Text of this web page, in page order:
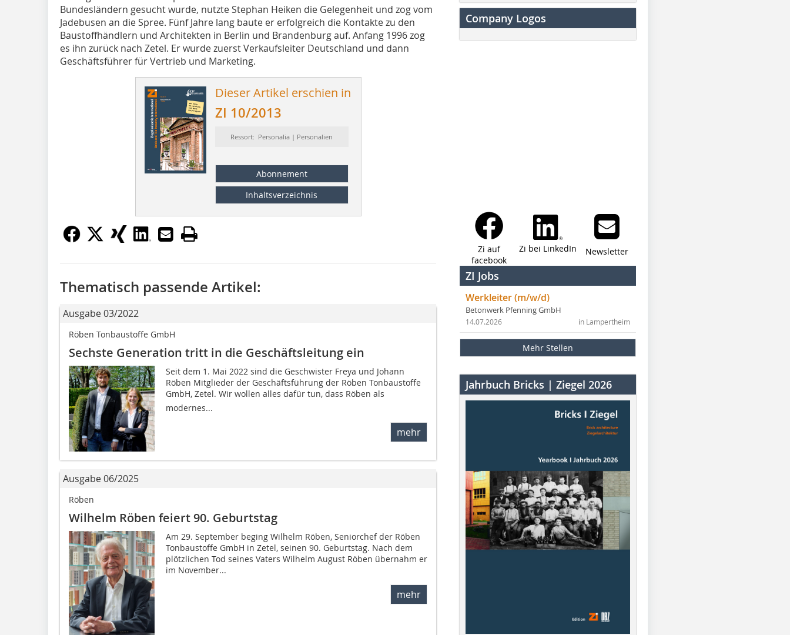
Bundesländern gesucht wurde, nutzte Stephan Heiken die Gelegenheit und zog vom
Jadebusen an die Spree. Fünf Jahre lang baute er erfolgreich die Kontakte zu den
Baustoffhändlern und Architekten in Berlin und Brandenburg auf. Anfang 1996 zog
es ihn zurück nach Zetel. Er wurde zuerst Verkaufsleiter Deutschland und dann
Geschäftsführer für Vertrieb und Marketing.
Dieser Artikel erschien in
ZI 10/2013
Ressort: Personalia | Personalien
Abonnement
Inhaltsverzeichnis
Thematisch passende Artikel:
Ausgabe 03/2022
Röben Tonbaustoffe GmbH
Sechste Generation tritt in die Geschäftsleitung ein
Seit dem 1. Mai 2022 sind die Geschwister Freya und Johann
Röben Mitglieder der Geschäftsführung der Röben Tonbaustoffe
GmbH, Zetel. Wir wollen alles dafür tun, dass Röben als
modernes...
mehr
Ausgabe 06/2025
Röben
Wilhelm Röben feiert 90. Geburtstag
Am 29. September beging Wilhelm Röben, Seniorchef der Röben
Tonbaustoffe GmbH in Zetel, seinen 90. Geburtstag. Nach dem
plötzlichen Tod seines Vaters Wilhelm August Röben übernahm er
im November...
mehr
Company Logos
Zi auf
facebook
Zi bei LinkedIn Newsletter
ZI Jobs
Werkleiter (m/w/d)
Betonwerk Pfenning GmbH
in Lampertheim
14.07.2026
Mehr Stellen
Jahrbuch Bricks | Ziegel 2026